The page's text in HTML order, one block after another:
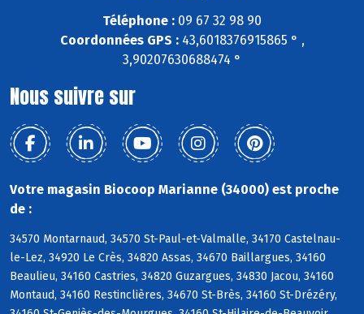
Téléphone : 09 67 32 98 90
Coordonnées GPS :43,6018376915865 ° ,
3,90207630688474 °
Nous suivre sur
Votre magasin Biocoop Marianne (34000) est proche
de :
34570 Montarnaud, 34570 St-Paul-et-Valmalle, 34170 Castelnau-
le-Lez, 34920 Le Crès, 34820 Assas, 34670 Baillargues, 34160
Beaulieu, 34160 Castries, 34820 Guzargues, 34830 Jacou, 34160
Montaud, 34160 Restinclières, 34670 St-Brès, 34160 St-Drézéry,